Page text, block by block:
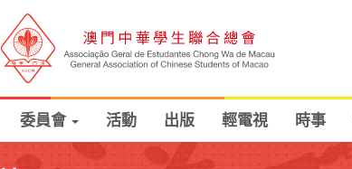
委員會 活動 出版 輕電視 時事